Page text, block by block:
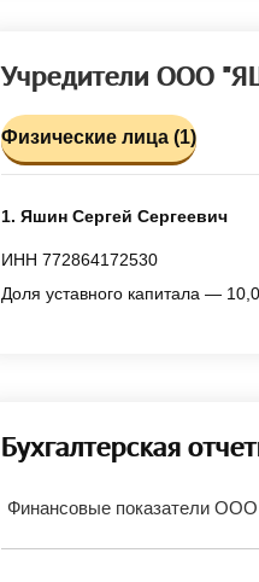
Учредители ООО
Физические лица (1)
1. Яшин Сергей Сергеевич
ИНН 772864172530
Доля уставного капитала —
Бухгалтерская
Финансовые показатели